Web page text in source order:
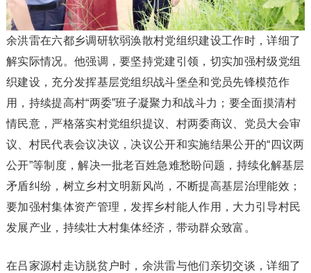
余洪雷在六都乡调研软弱涣散村党组织建设工作时，详细了
解实际情况。他强调，要坚持党建引领，切实加强村级党组
织建设，充分发挥基层党组织战斗堡垒和党员先锋模范作
用，持续提高村“两委”班子凝聚力和战斗力；要全面摸清村
情民意，严格落实村党组织提议、村两委商议、党员大会审
议、村民代表会议决议，决议公开和实施结果公开的“四议两
公开”等制度，解决一批老百姓急难愁盼问题，持续化解基层
矛盾纠纷，树立乡村文明新风尚，不断提高基层治理能效；
要加强村集体资产管理，发挥乡村能人作用，大力引导村民
发展产业，持续壮大村集体经济，带动群众致富。
在吕家源村走访脱贫户时，余洪雷与他们亲切交谈，详细了